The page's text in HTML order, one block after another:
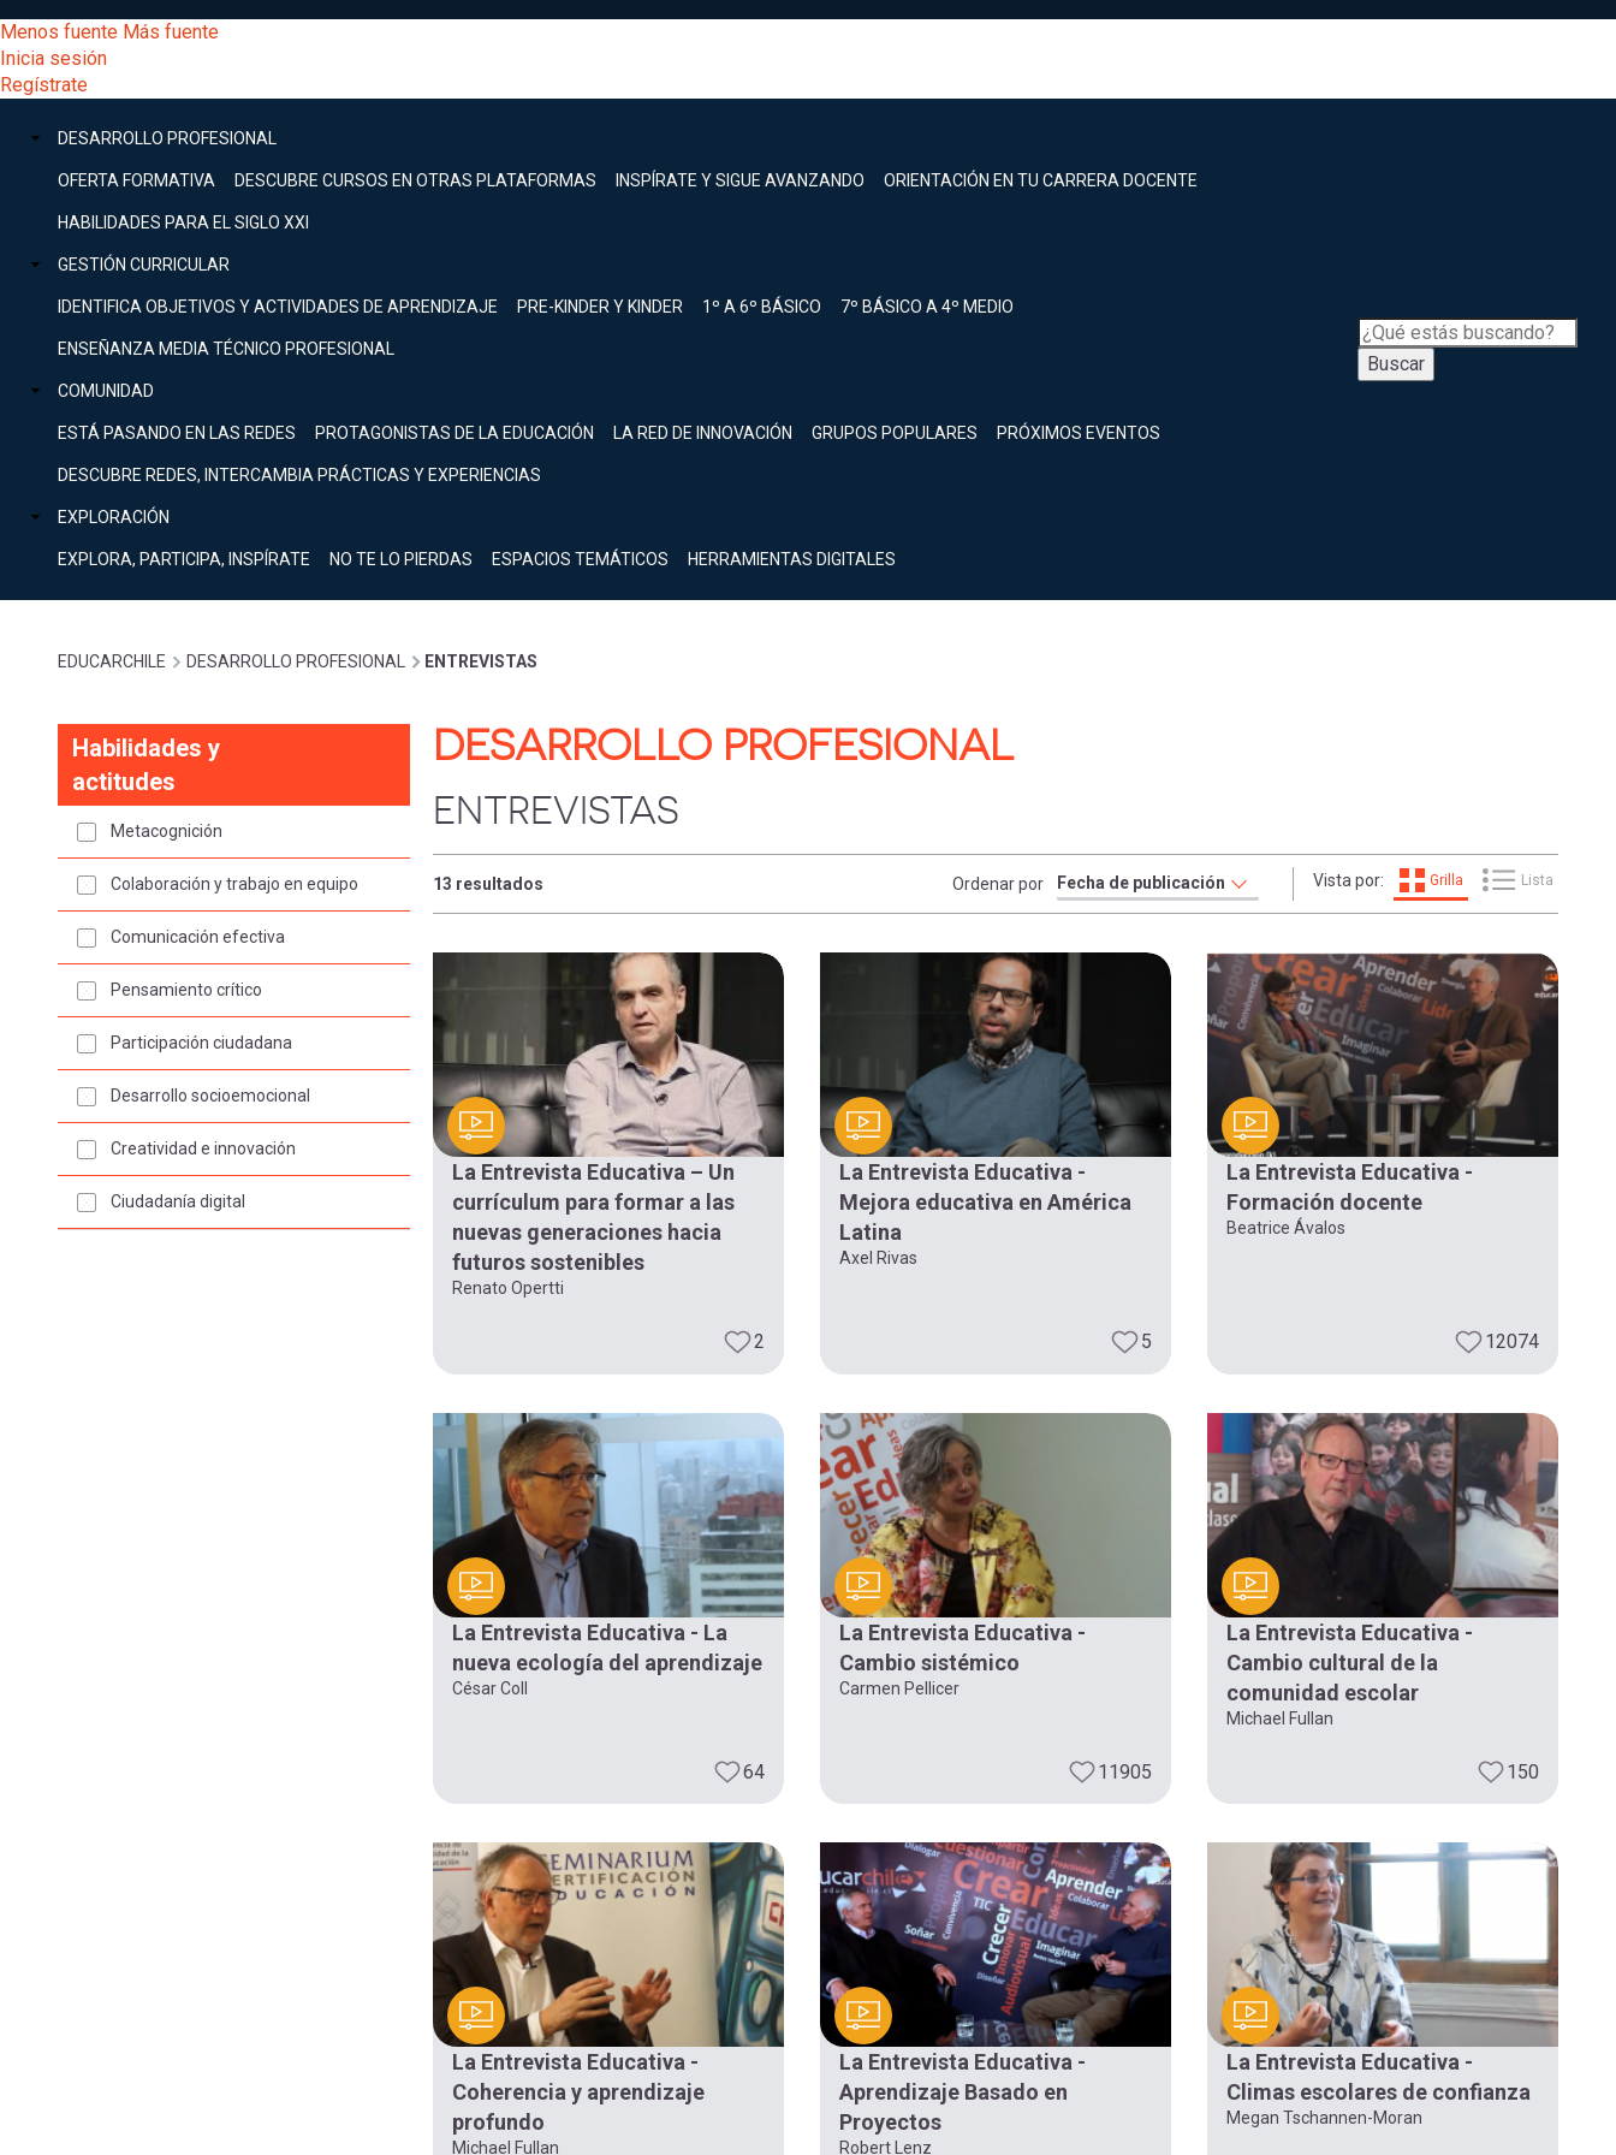
al
contenido
principal
[Educarchile
Escritorio]
Menú
entrar
mi
cuenta
Menos fuente Más fuente
Inicia sesión
Regístrate
Menú
principal
DESARROLLO PROFESIONAL
OFERTA FORMATIVA DESCUBRE CURSOS EN OTRAS PLATAFORMAS INSPÍRATE Y SIGUE AVANZANDO ORIENTACIÓN EN TU CARRERA DOCENTE
HABILIDADES PARA EL SIGLO XXI
GESTIÓN CURRICULAR
IDENTIFICA OBJETIVOS Y ACTIVIDADES DE APRENDIZAJE PRE-KINDER Y KINDER 1º A 6º BÁSICO 7º BÁSICO A 4º MEDIO
ENSEÑANZA MEDIA TÉCNICO PROFESIONAL
COMUNIDAD
ESTÁ PASANDO EN LAS REDES PROTAGONISTAS DE LA EDUCACIÓN LA RED DE INNOVACIÓN GRUPOS POPULARES PRÓXIMOS EVENTOS
DESCUBRE REDES, INTERCAMBIA PRÁCTICAS Y EXPERIENCIAS
EXPLORACIÓN
EXPLORA, PARTICIPA, INSPÍRATE NO TE LO PIERDAS ESPACIOS TEMÁTICOS HERRAMIENTAS DIGITALES
Buscar
Buscar
Menú
principal
DESARROLLO
OFERTA
FORMATIVA
DESCUBRE
OTRAS
DOCENTE
HABILIDADES
Expand
CURRICULAR
COMUNIDAD
[Educarchile
Mobile]
Menú
entrar
Regístrate
Sobrescribir
enlaces
de
ayuda
a
la
navegación
EDUCARCHILE DESARROLLO PROFESIONAL ENTREVISTAS
DESARROLLO PROFESIONAL
ENTREVISTAS
13 resultados Ordenar por Vista por: Grilla Lista
La Entrevista Educativa – Un
currículum para formar a las
nuevas generaciones hacia
futuros sostenibles
Renato Opertti
2
La Entrevista Educativa -
Mejora educativa en América
Latina
Axel Rivas
5
La Entrevista Educativa -
Formación docente
Beatrice Ávalos
12074
La Entrevista Educativa - La
nueva ecología del aprendizaje
César Coll
64
La Entrevista Educativa -
Cambio sistémico
Carmen Pellicer
11905
La Entrevista Educativa -
Cambio cultural de la
comunidad escolar
Michael Fullan
150
La Entrevista Educativa -
Coherencia y aprendizaje
profundo
Michael Fullan
La Entrevista Educativa -
Aprendizaje Basado en
Proyectos
Robert Lenz
La Entrevista Educativa -
Climas escolares de confianza
Megan Tschannen-Moran
Habilidades y
actitudes
Metacognición
Colaboración y trabajo en equipo
Comunicación efectiva
Pensamiento crítico
Participación ciudadana
Desarrollo socioemocional
Creatividad e innovación
Ciudadanía digital
Inicia sesión.